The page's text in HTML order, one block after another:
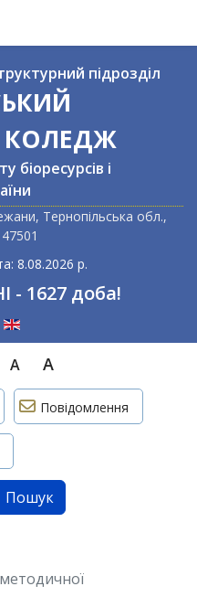
підрозділ
біоресурсів і
Тернопільська обл.,
8.08.2026 р.
- 1627 доба!
A A
Повідомлення
Пошук